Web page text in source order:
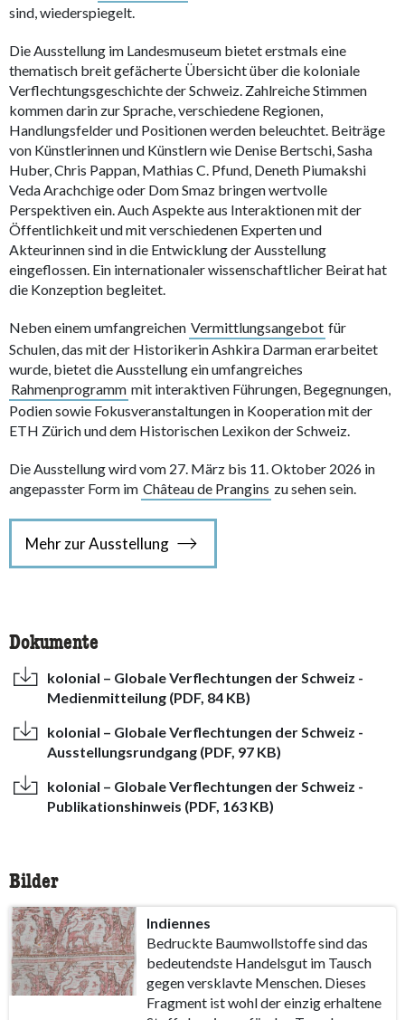
sind, wiederspiegelt.
Die Ausstellung im Landesmuseum bietet erstmals eine
thematisch breit gefächerte Übersicht über die koloniale
Verflechtungsgeschichte der Schweiz. Zahlreiche Stimmen
kommen darin zur Sprache, verschiedene Regionen,
Handlungsfelder und Positionen werden beleuchtet. Beiträge
von Künstlerinnen und Künstlern wie Denise Bertschi, Sasha
Huber, Chris Pappan, Mathias C. Pfund, Deneth Piumakshi
Veda Arachchige oder Dom Smaz bringen wertvolle
Perspektiven ein. Auch Aspekte aus Interaktionen mit der
Öffentlichkeit und mit verschiedenen Experten und
Akteurinnen sind in die Entwicklung der Ausstellung
eingeflossen. Ein internationaler wissenschaftlicher Beirat hat
die Konzeption begleitet.
Neben einem umfangreichen Vermittlungsangebot für
Schulen, das mit der Historikerin Ashkira Darman erarbeitet
wurde, bietet die Ausstellung ein umfangreiches
Rahmenprogramm mit interaktiven Führungen, Begegnungen,
Podien sowie Fokusveranstaltungen in Kooperation mit der
ETH Zürich und dem Historischen Lexikon der Schweiz.
Die Ausstellung wird vom 27. März bis 11. Oktober 2026 in
angepasster Form im Château de Prangins zu sehen sein.
Mehr zur Ausstellung
Dokumente
kolonial – Globale Verflechtungen der Schweiz -
Medienmitteilung (PDF, 84 KB)
kolonial – Globale Verflechtungen der Schweiz -
Ausstellungsrundgang (PDF, 97 KB)
kolonial – Globale Verflechtungen der Schweiz -
Publikationshinweis (PDF, 163 KB)
Bilder
Indiennes
Bedruckte Baumwollstoffe sind das
bedeutendste Handelsgut im Tausch
gegen versklavte Menschen. Dieses
Fragment ist wohl der einzig erhaltene